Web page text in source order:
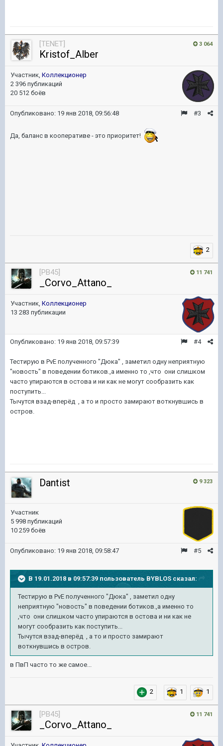
3 064
[TENET]
Kristof_Alber
Участник, Коллекционер
2 396 публикаций
20 512 боёв
#3
Опубликовано: 19 янв 2018, 09:56:48
Да, баланс в кооперативе - это приоритет!
2
11 741
[PB45]
_Corvo_Attano_
Участник, Коллекционер
13 283 публикации
#4
Опубликовано: 19 янв 2018, 09:57:39
Тестирую в PvE полученного "Дюка" , заметил одну неприятную
"новость" в поведении ботиков.,а именно то ,что они слишком
часто упираются в остова и ни как не могут сообразить как
поступить...
Тычутся взад-вперёд , а то и просто замирают воткнувшись в
остров.
9 323
Dantist
Участник
5 998 публикаций
10 259 боёв
#5
Опубликовано: 19 янв 2018, 09:58:47
В 19.01.2018 в 09:57:39 пользователь BYBLOS сказал:
Тестирую в PvE полученного "Дюка" , заметил одну
неприятную "новость" в поведении ботиков.,а именно то
,что они слишком часто упираются в остова и ни как не
могут сообразить как поступить...
Тычутся взад-вперёд , а то и просто замирают
воткнувшись в остров.
в ПвП часто то же самое...
2 1 1
11 741
[PB45]
_Corvo_Attano_